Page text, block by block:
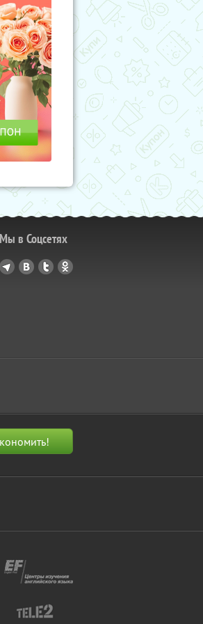
Мы в Соцсетях